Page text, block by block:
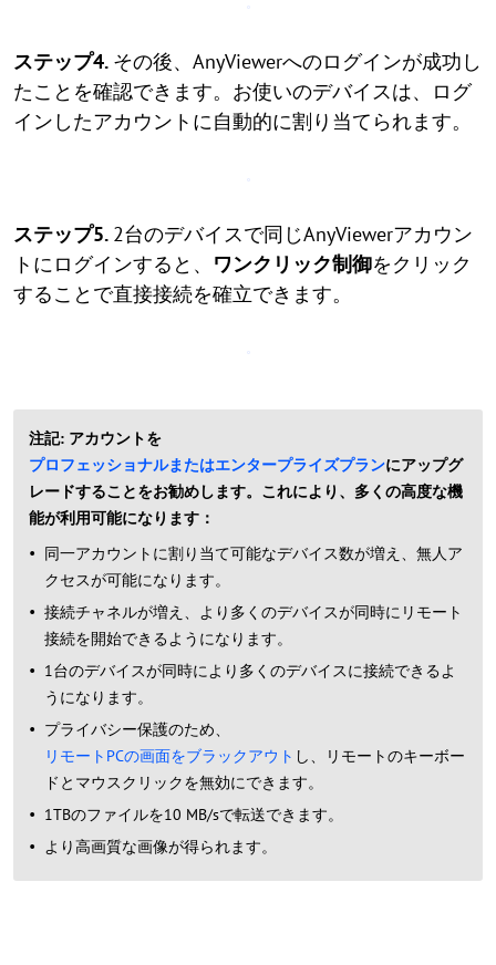
ステップ4. その後、AnyViewerへのログインが成功し
たことを確認できます。お使いのデバイスは、ログ
インしたアカウントに自動的に割り当てられます。
ステップ5. 2台のデバイスで同じAnyViewerアカウン
トにログインすると、 ワンクリック制御をクリック
することで直接接続を確立できます。
注記: アカウントを
プロフェッショナルまたはエンタープライズプランにアップグ
レードすることをお勧めします。これにより、多くの高度な機
能が利用可能になります：
同一アカウントに割り当て可能なデバイス数が増え、無人ア
クセスが可能になります。
接続チャネルが増え、より多くのデバイスが同時にリモート
接続を開始できるようになります。
1台のデバイスが同時により多くのデバイスに接続できるよ
うになります。
プライバシー保護のため、
リモートPCの画面をブラックアウト し、リモートのキーボー
ドとマウスクリックを無効にできます。
1TBのファイルを10 MB/sで転送できます。
より高画質な画像が得られます。